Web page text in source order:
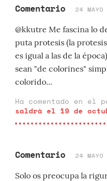
Comentario 24
@kkutre Me fascina lo
puta protesis (la
es igual a las de la
sean "de colorines"
colorido...
Ha comentado en el
saldrá el 19 de
Comentario 24
Solo os preocupa la